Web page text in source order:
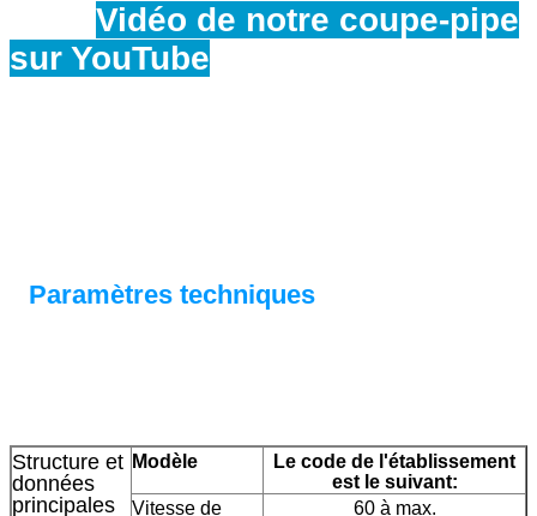
Vidéo de notre coupe-pipe
sur YouTube
Paramètres techniques
Structure et
données
principales
Modèle
Le code de l'établissement
est le suivant:
Vitesse de
60 à max.